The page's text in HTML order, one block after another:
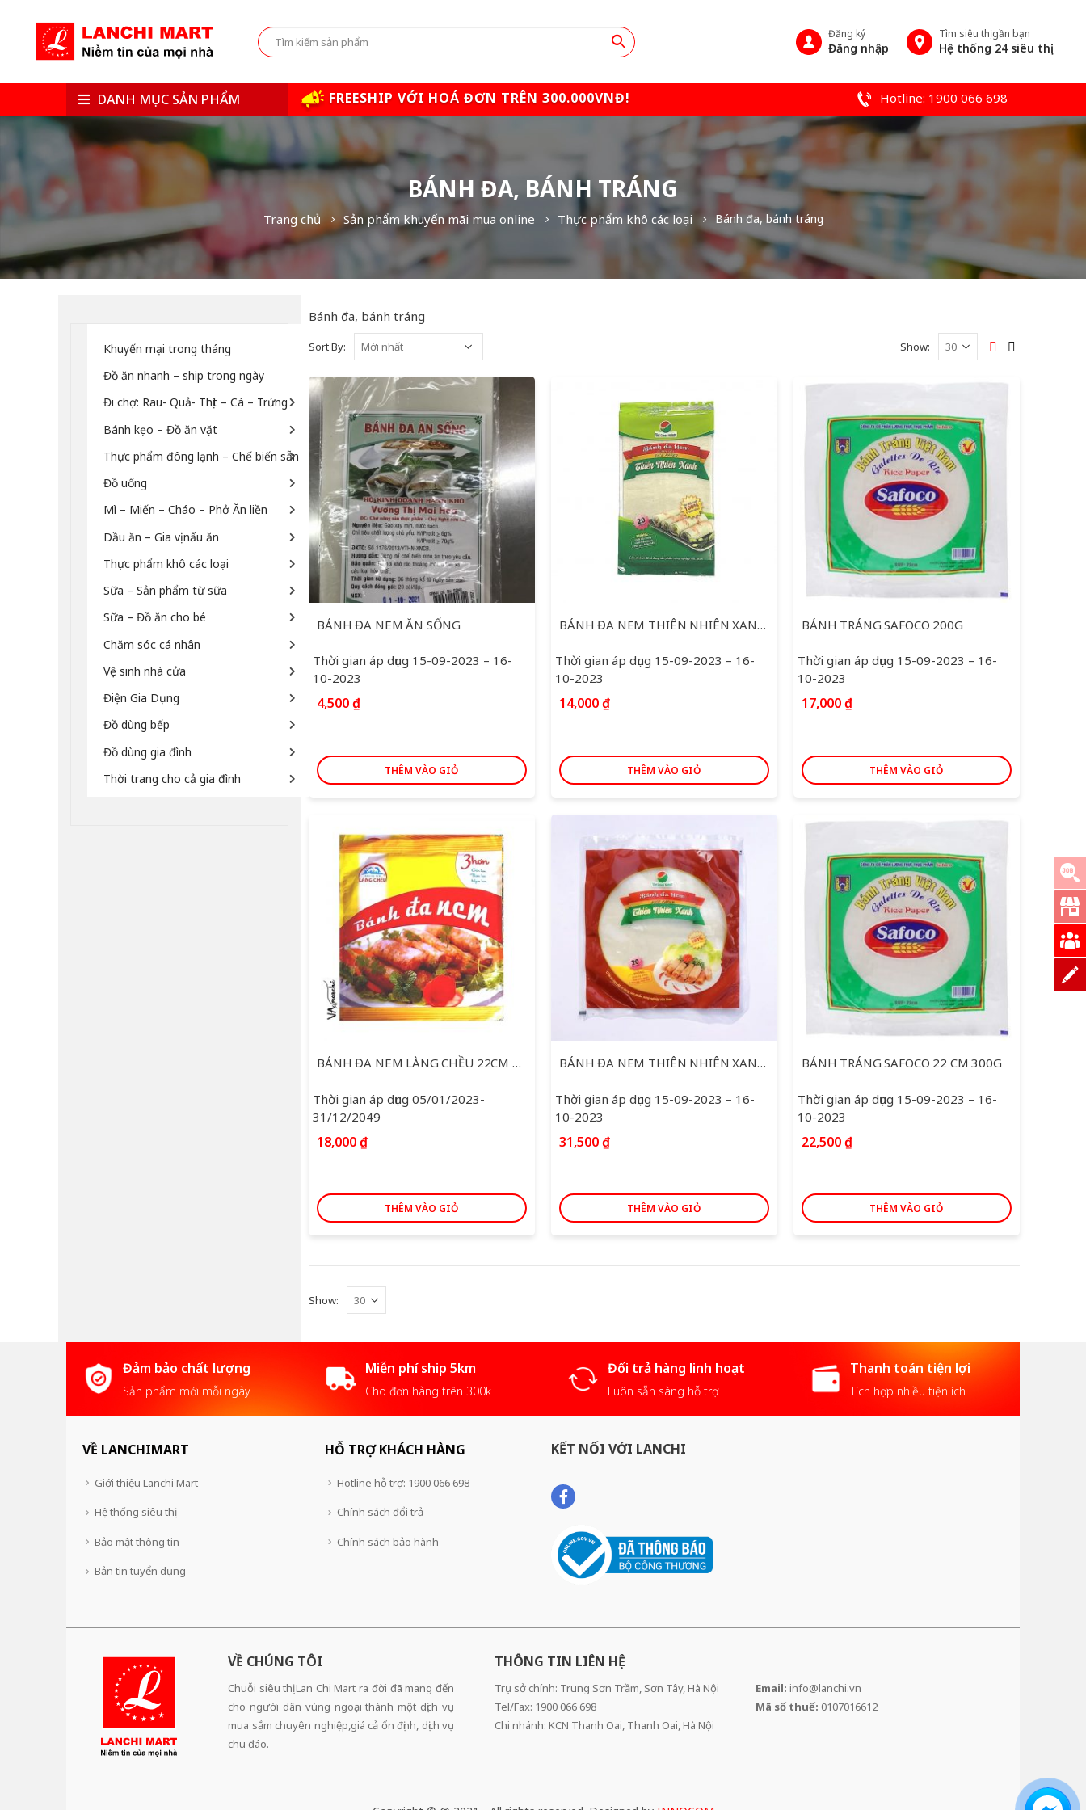
Đăng ký
Đăng nhập
Tìm siêu thị gần bạn
Hệ thống 24 siêu thị
DANH MỤC SẢN PHẨM FREESHIP VỚI HOÁ ĐƠN TRÊN 300.000VNĐ! Hotline: 1900 066 698
BÁNH ĐA, BÁNH TRÁNG
Trang chủ Sản phẩm khuyến mãi mua online Thực phẩm khô các loại Bánh đa, bánh tráng
Bánh đa, bánh tráng
Sort By: Show:
BÁNH ĐA NEM ĂN SỐNG
Thời gian áp dụng 15-09-2023 – 16-
10-2023
4,500₫
THÊM VÀO GIỎ
BÁNH ĐA NEM THIÊN NHIÊN XANH CUỐN GỎI 75G
Thời gian áp dụng 15-09-2023 – 16-
10-2023
14,000₫
THÊM VÀO GIỎ
BÁNH TRÁNG SAFOCO 200G
Thời gian áp dụng 15-09-2023 – 16-
10-2023
17,000₫
THÊM VÀO GIỎ
BÁNH ĐA NEM LÀNG CHỀU 22CM 250G
Thời gian áp dụng 05/01/2023-
31/12/2049
18,000₫
THÊM VÀO GIỎ
BÁNH ĐA NEM THIÊN NHIÊN XANH 22CM 190G
Thời gian áp dụng 15-09-2023 – 16-
10-2023
31,500₫
THÊM VÀO GIỎ
BÁNH TRÁNG SAFOCO 22 CM 300G
Thời gian áp dụng 15-09-2023 – 16-
10-2023
22,500₫
THÊM VÀO GIỎ
Show:
Khuyến mại trong tháng
Đồ ăn nhanh – ship trong ngày
Đi chợ: Rau- Quả- Thịt – Cá – Trứng
Bánh kẹo – Đồ ăn vặt
Thực phẩm đông lạnh – Chế biến sẵn
Đồ uống
Mì – Miến – Cháo – Phở Ăn liền
Dầu ăn – Gia vị nấu ăn
Thực phẩm khô các loại
Sữa – Sản phẩm từ sữa
Sữa – Đồ ăn cho bé
Chăm sóc cá nhân
Vệ sinh nhà cửa
Điện Gia Dụng
Đồ dùng bếp
Đồ dùng gia đình
Thời trang cho cả gia đình
Đảm bảo chất lượng
Sản phẩm mới mỗi ngày
Miễn phí ship 5km
Cho đơn hàng trên 300k
Đổi trả hàng linh hoạt
Luôn sẵn sàng hỗ trợ
Thanh toán tiện lợi
Tích hợp nhiều tiện ích
VỀ LANCHIMART
Giới thiệu Lanchi Mart
Hệ thống siêu thị
Bảo mật thông tin
Bản tin tuyển dụng
HỖ TRỢ KHÁCH HÀNG
Hotline hỗ trợ: 1900 066 698
Chính sách đổi trả
Chính sách bảo hành
KẾT NỐI VỚI LANCHI
VỀ CHÚNG TÔI
Chuỗi siêu thị Lan Chi Mart ra đời đã mang đến
cho người dân vùng ngoại thành một dịch vụ
mua sắm chuyên nghiệp,giá cả ổn định, dịch vụ
chu đáo.
THÔNG TIN LIÊN HỆ
Trụ sở chính: Trung Sơn Trầm, Sơn Tây, Hà Nội
Tel/Fax: 1900 066 698
Chi nhánh: KCN Thanh Oai, Thanh Oai, Hà Nội
Email: info@lanchi.vn
Mã số thuế: 0107016612